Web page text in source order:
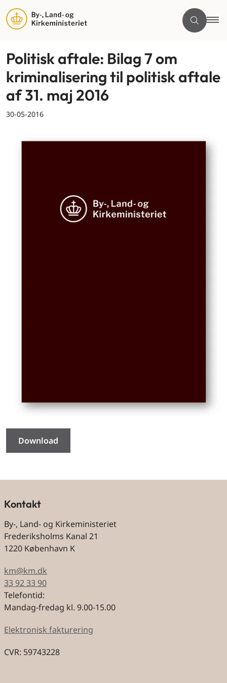
Politisk aftale: Bilag 7 om
kriminalisering til politisk aftale
af 31. maj 2016
30-05-2016
Download
Kontakt
By-, Land- og Kirkeministeriet
Frederiksholms Kanal 21
1220 København K
km@km.dk
33 92 33 90
Telefontid:
Mandag-fredag kl. 9.00-15.00
Elektronisk fakturering
CVR: 59743228